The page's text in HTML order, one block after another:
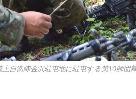
自衛隊金沢駐屯地に駐屯する第10師団